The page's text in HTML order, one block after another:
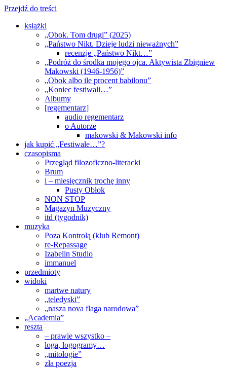
Przejdź do treści
książki
„Obok. Tom drugi” (2025)
„Państwo Nikt. Dzieje ludzi nieważnych”
recenzje „Państwo Nikt…”
„Podróż do środka mojego ojca. Aktywista Zbigniew
Makowski (1946-1956)”
„Obok albo ile procent babilonu”
„Koniec festiwali…”
Albumy
[regementarz]
audio regementarz
o Autorze
makowski & Makowski info
jak kupić „Festiwale…”?
czasopisma
Przegląd filozoficzno-literacki
Brum
i – miesięcznik trochę inny
Pusty Obłok
NON STOP
Magazyn Muzyczny
itd (tygodnik)
muzyka
Poza Kontrolą (klub Remont)
re-Repassage
Izabelin Studio
immanuel
przedmioty
widoki
martwe natury
„teledyski”
„nasza nova flaga narodowa”
„Academia”
reszta
– prawie wszystko –
loga, logogramy…
„mitologie”
zła poezja